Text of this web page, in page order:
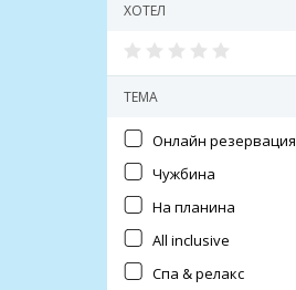
ХОТЕЛ
ТЕМА
Онлайн резервация
Чужбина
На планина
All inclusive
Спа & релакс